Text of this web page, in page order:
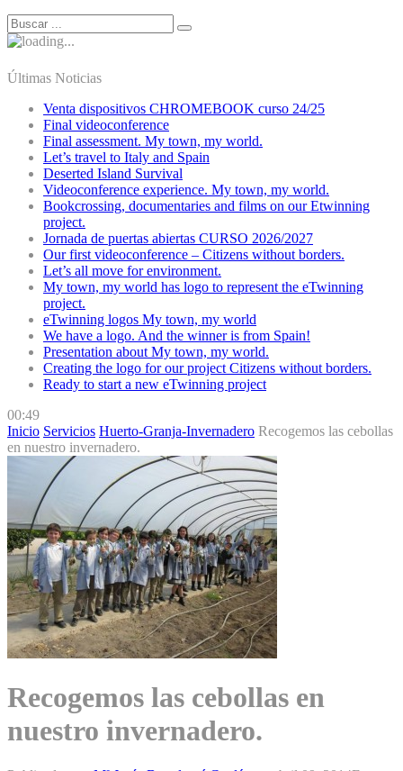
Últimas Noticias
Venta dispositivos CHROMEBOOK curso 24/25
Final videoconference
Final assessment. My town, my world.
Let’s travel to Italy and Spain
Deserted Island Survival
Videoconference experience. My town, my world.
Bookcrossing, documentaries and films on our Etwinning
project.
Jornada de puertas abiertas CURSO 2026/2027
Our first videoconference – Citizens without borders.
Let’s all move for environment.
My town, my world has logo to represent the eTwinning
project.
eTwinning logos My town, my world
We have a logo. And the winner is from Spain!
Presentation about My town, my world.
Creating the logo for our project Citizens without borders.
Ready to start a new eTwinning project
00:49
Inicio Servicios Huerto-Granja-Invernadero Recogemos las cebollas
en nuestro invernadero.
Recogemos las cebollas en
nuestro invernadero.